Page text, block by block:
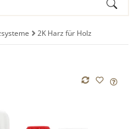
2K Harz für Holz